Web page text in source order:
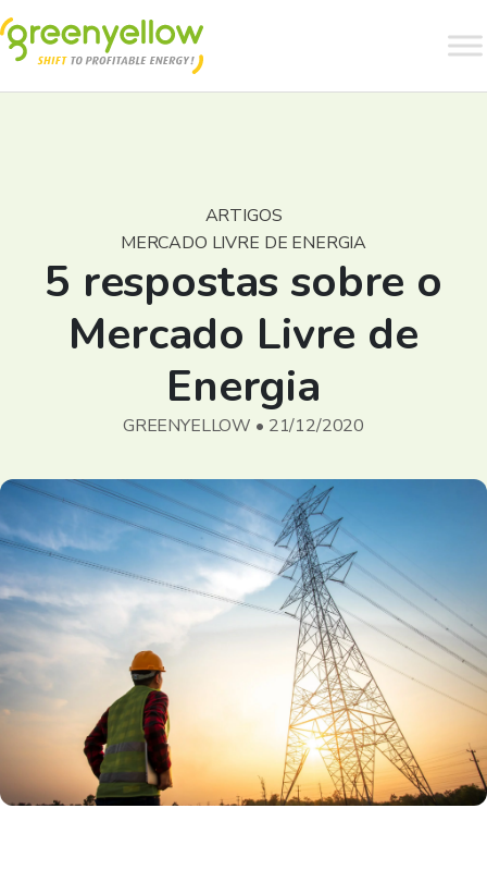
ARTIGOS
MERCADO LIVRE DE ENERGIA
5 respostas sobre o
Mercado Livre de
Energia
GREENYELLOW • 21/12/2020